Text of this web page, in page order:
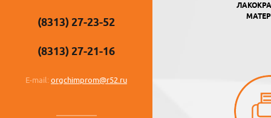
(8313) 27-23-52
(8313) 27-21-16
E-mail:orgchimprom@r52.ru